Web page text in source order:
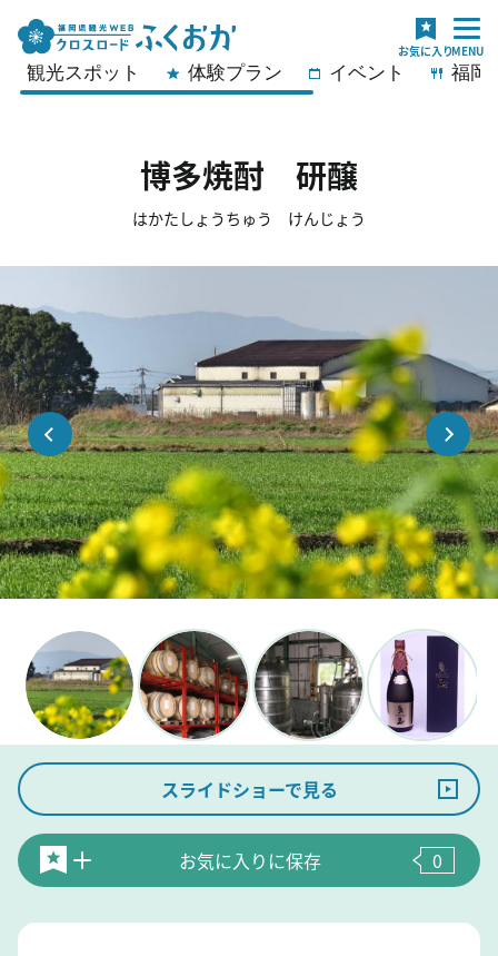
観光スポット 体験プラン イベント 福岡
博多焼酎 研醸
はかたしょうちゅう けんじょう
スライドショーで見る
お気に入りに保存 0